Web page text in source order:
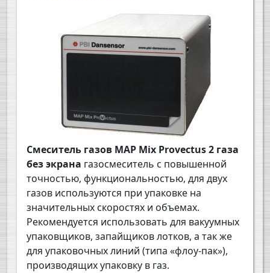
Смеситель газов MAP Mix Provectus 2 газа
без экрана газосмеситель с повышенной
точностью, функциональностью, для двух
газов используются при упаковке на
значительных скоростях и объемах.
Рекомендуется использовать для вакуумных
упаковщиков, запайщиков лотков, а так же
для упаковочных линий (типа «флоу-пак»),
производящих упаковку в газ.